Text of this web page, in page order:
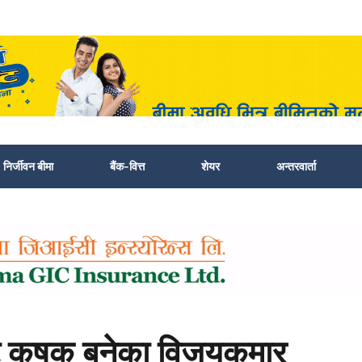
निर्जीवन बीमा बैंक-वित्त शेयर अन्तरवार्ता
कृषक बनेका विजयकुमार